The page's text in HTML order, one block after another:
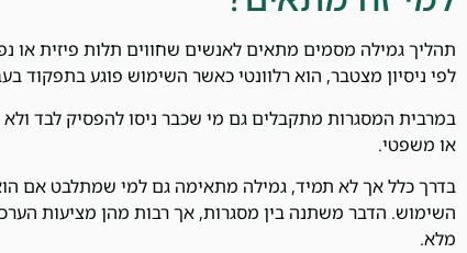
תהליך גמילה מסמים מתאים לאנשים שחווים תלות פיזית
לפי ניסיון מצטבר, הוא רלוונטי כאשר השימוש פוגע בתפקוד
במרבית המסגרות מתקבלים גם מי שכבר ניסו להפסיק לבד
או משפטי.
בדרך כלל אך לא תמיד, גמילה מתאימה גם למי שמתלבט אם
השימוש. הדבר משתנה בין מסגרות, אך רבות מהן מציעות
מלא.